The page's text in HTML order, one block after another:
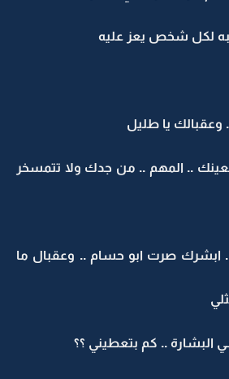
لكل شخص يعز عليه
يا طليل
.. المهم .. من جدك ولا تتمسخر
.. ابشرك صرت ابو حسام .. وعقبال ما
البشارة .. كم بتعطيني ؟؟